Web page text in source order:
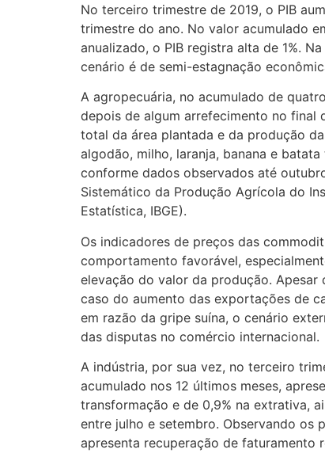
No terceiro trimestre de 2019, o PIB
trimestre do ano. No valor acumulado
anualizado, o PIB registra alta de 1%.
cenário é de semi-estagnação
A agropecuária, no acumulado de
depois de algum arrefecimento no final
total da área plantada e da produção
algodão, milho, laranja, banana e
conforme dados observados até
Sistemático da Produção Agrícola do
Estatística, IBGE).
Os indicadores de preços das
comportamento favorável,
elevação do valor da produção.
caso do aumento das exportações de
em razão da gripe suína, o cenário
das disputas no comércio internacional.
A indústria, por sua vez, no terceiro
acumulado nos 12 últimos meses,
transformação e de 0,9% na extrativa,
entre julho e setembro. Observando os
apresenta recuperação de faturamento